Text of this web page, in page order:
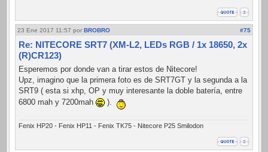
23 Ene 2017 11:57 por BROBRO #75
Re: NITECORE SRT7 (XM-L2, LEDs RGB / 1x 18650, 2x
(R)CR123)
Esperemos por donde van a tirar estos de Nitecore!
Upz, imagino que la primera foto es de SRT7GT y la segunda a la
SRT9 ( esta si xhp, OP y muy interesante la doble batería, entre
6800 mah y 7200mah
).
Fenix HP20 - Fenix HP11 - Fenix TK75 - Nitecore P25 Smilodon